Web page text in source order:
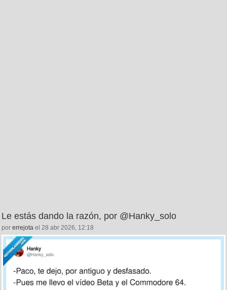
Le estás dando la razón, por @Hanky_solo
por errejota el 28 abr 2026, 12:18